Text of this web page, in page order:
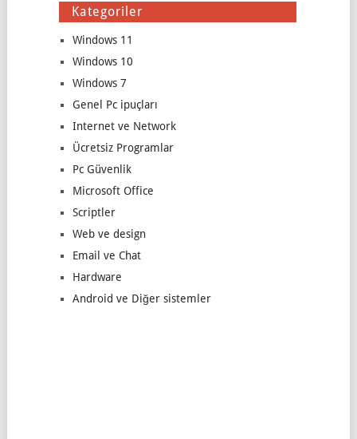
Kategoriler
Windows 11
Windows 10
Windows 7
Genel Pc ipuçları
Internet ve Network
Ücretsiz Programlar
Pc Güvenlik
Microsoft Office
Scriptler
Web ve design
Email ve Chat
Hardware
Android ve Diğer sistemler